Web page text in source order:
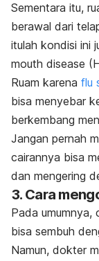
Sementara itu,
berawal dari
itulah kondisi ini
mouth disease
Ruam karena flu
bisa menyebar
berkembang
Jangan pernah
cairannya bisa
dan mengering
3. Cara
Pada umumnya,
bisa sembuh
Namun, dokter